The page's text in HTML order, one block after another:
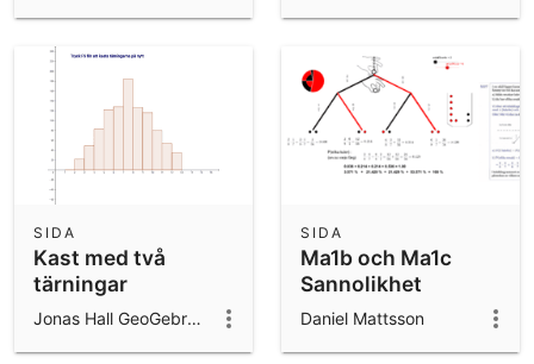
som visar
sannolikheten att
ta kulor ur påse
Kast med två
tärningar
SIDA
Jonas Hall GeoGebra ambassador 2024/25
Ma1b och Ma1c
Sannolikhet
beroende
SIDA
Daniel Mattsson